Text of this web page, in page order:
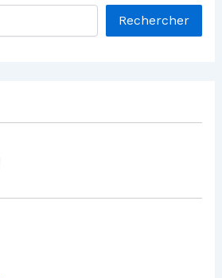
Rechercher